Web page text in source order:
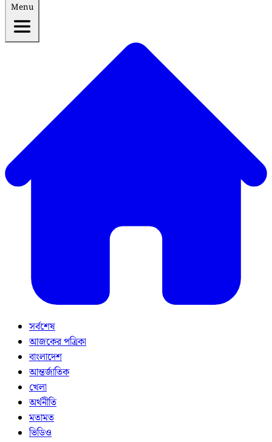
Menu
সর্বশেষ
আজকের পত্রিকা
বাংলাদেশ
আন্তর্জাতিক
খেলা
অর্থনীতি
মতামত
ভিডিও